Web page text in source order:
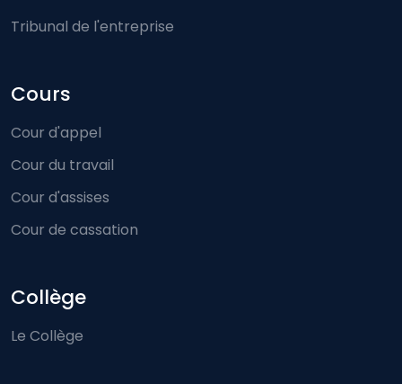
Tribunal de l'entreprise
Cours
Cour d'appel
Cour du travail
Cour d'assises
Cour de cassation
Collège
Le Collège